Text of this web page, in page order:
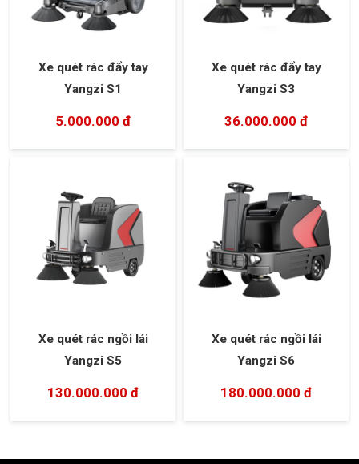
Xe quét rác đẩy tay
Yangzi S1
5.000.000 đ
Xe quét rác đẩy tay
Yangzi S3
36.000.000 đ
Xe quét rác ngồi lái
Yangzi S5
130.000.000 đ
Xe quét rác ngồi lái
Yangzi S6
180.000.000 đ